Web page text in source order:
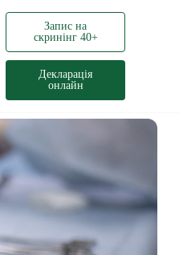
Запис на
скринінг 40+
Декларація
онлайн